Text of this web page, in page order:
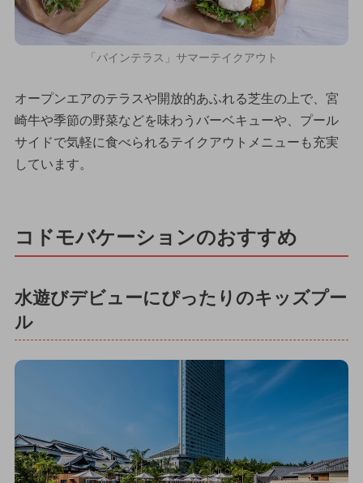
「パインテラス」サマーテイクアウト
オープンエアのテラスや開放的あふれる芝生の上で、宮
崎牛や季節の野菜などを味わうバーベキューや、プール
サイドで気軽に食べられるテイクアウトメニューも充実
しています。
コドモバケーションのおすすめ
水遊びデビューにぴったりのキッズプー
ル